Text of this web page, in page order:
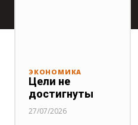
ЭКОНОМИКА
Цели не
достигнуты
27/07/2026